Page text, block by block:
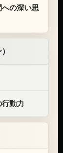
の深い思
動力